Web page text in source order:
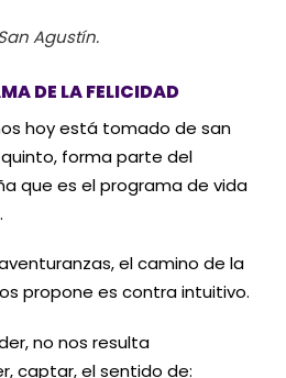
Agustín.
DE LA FELICIDAD
hoy está tomado de san
forma parte del
que es el programa de vida
el camino de la
propone es contra intuitivo.
no nos resulta
captar, el sentido de: